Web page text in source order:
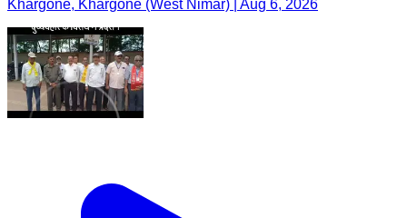
Khargone, Khargone (West Nimar) | Aug 6, 2026